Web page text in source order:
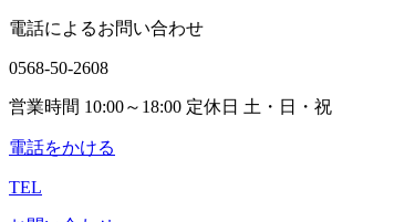
電話によるお問い合わせ
0568-50-2608
営業時間 10:00～18:00 定休日 土・日・祝
電話をかける
TEL